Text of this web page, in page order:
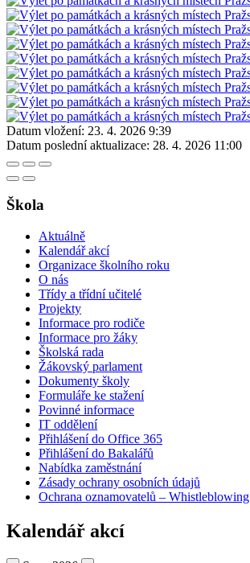
Datum vložení: 23. 4. 2026 9:39
Datum poslední aktualizace: 28. 4. 2026 11:00
Škola
Aktuálně
Kalendář akcí
Organizace školního roku
O nás
Třídy a třídní učitelé
Projekty
Informace pro rodiče
Informace pro žáky
Školská rada
Žákovský parlament
Dokumenty školy
Formuláře ke stažení
Povinné informace
IT oddělení
Přihlášení do Office 365
Přihlášení do Bakalářů
Nabídka zaměstnání
Zásady ochrany osobních údajů
Ochrana oznamovatelů – Whistleblowing
Kalendář akcí